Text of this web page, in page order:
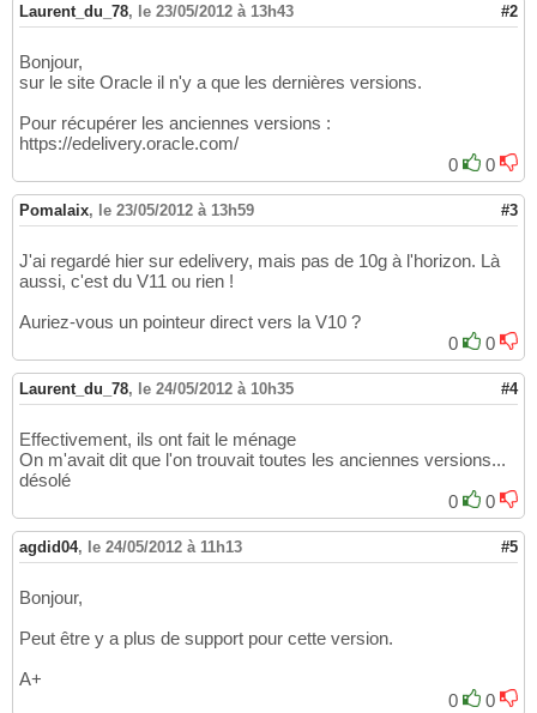
Laurent_du_78, le 23/05/2012 à 13h43 #2
Bonjour,
sur le site Oracle il n'y a que les dernières versions.
Pour récupérer les anciennes versions :
https://edelivery.oracle.com/
0
0
Pomalaix, le 23/05/2012 à 13h59 #3
J'ai regardé hier sur edelivery, mais pas de 10g à l'horizon. Là
aussi, c'est du V11 ou rien !
Auriez-vous un pointeur direct vers la V10 ?
0
0
Laurent_du_78, le 24/05/2012 à 10h35 #4
Effectivement, ils ont fait le ménage
On m'avait dit que l'on trouvait toutes les anciennes versions...
désolé
0
0
agdid04, le 24/05/2012 à 11h13 #5
Bonjour,
Peut être y a plus de support pour cette version.
A+
0
0